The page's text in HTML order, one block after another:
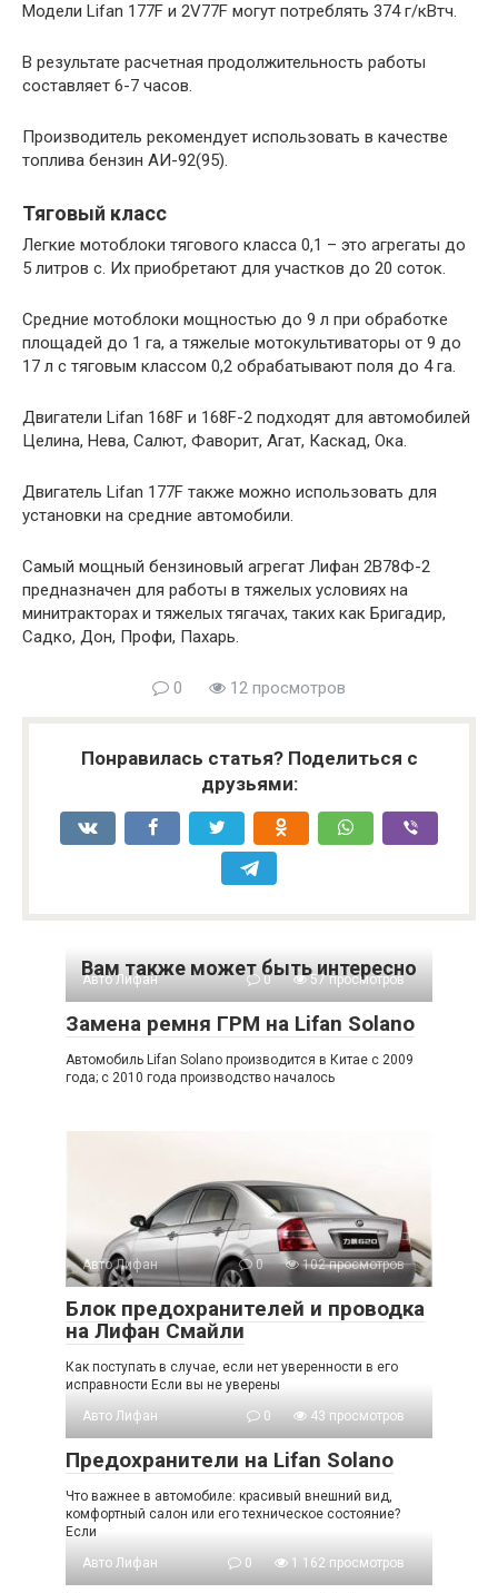
Модели Lifan 177F и 2V77F могут потреблять 374 г/кВтч.
В результате расчетная продолжительность работы
составляет 6-7 часов.
Производитель рекомендует использовать в качестве
топлива бензин АИ-92(95).
Тяговый класс
Легкие мотоблоки тягового класса 0,1 – это агрегаты до
5 литров с. Их приобретают для участков до 20 соток.
Средние мотоблоки мощностью до 9 л при обработке
площадей до 1 га, а тяжелые мотокультиваторы от 9 до
17 л с тяговым классом 0,2 обрабатывают поля до 4 га.
Двигатели Lifan 168F и 168F-2 подходят для автомобилей
Целина, Нева, Салют, Фаворит, Агат, Каскад, Ока.
Двигатель Lifan 177F также можно использовать для
установки на средние автомобили.
Самый мощный бензиновый агрегат Лифан 2В78Ф-2
предназначен для работы в тяжелых условиях на
минитракторах и тяжелых тягачах, таких как Бригадир,
Садко, Дон, Профи, Пахарь.
0 12 просмотров
Понравилась статья? Поделиться с
друзьями:
Вам также может быть интересно
Авто Лифан 0 57 просмотров
Замена ремня ГРМ на Lifan Solano
Автомобиль Lifan Solano производится в Китае с 2009
года; с 2010 года производство началось
Авто Лифан 0 102 просмотров
Блок предохранителей и проводка
на Лифан Смайли
Как поступать в случае, если нет уверенности в его
исправности Если вы не уверены
Авто Лифан
0 43 просмотров
Предохранители на Lifan Solano
Что важнее в автомобиле: красивый внешний вид,
комфортный салон или его техническое состояние?
Если
Авто Лифан
0 1 162 просмотров